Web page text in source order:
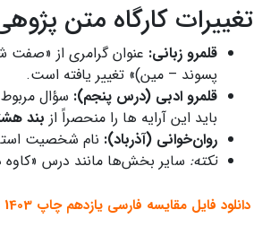
تغییرات کارگاه متن‌
قلمرو زبانی: عنوان گرامری از «صفت
پسوند – مین)» تغییر یافته است.
قلمرو ادبی (درس پنجم): سؤال
باید این آرایه‌ ها را منحصراً از بند
روان‌خوانی (آذرباد): نام شخصیت
نکته: سایر بخش‌ها مانند درس «کاوه
دانلود فایل مقایسه فارسی یازدهم چاپ 1403 با چاپ 1404